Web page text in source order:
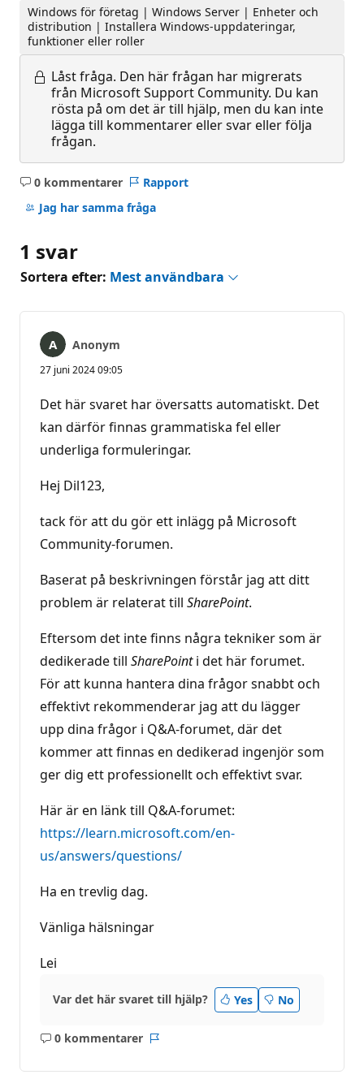
Windows för företag | Windows Server | Enheter och
distribution | Installera Windows-uppdateringar,
funktioner eller roller
Låst fråga. Den här frågan har migrerats
från Microsoft Support Community. Du kan
rösta på om det är till hjälp, men du kan inte
lägga till kommentarer eller svar eller följa
frågan.
0 kommentarer
Inga
kommentarer
Rapport
Jag har samma fråga
1 svar
Sortera efter: Mest användbara
Anonym
27 juni 2024 09:05
Det här svaret har översatts automatiskt. Det
kan därför finnas grammatiska fel eller
underliga formuleringar.
Hej Dil123,
tack för att du gör ett inlägg på Microsoft
Community-forumen.
Baserat på beskrivningen förstår jag att ditt
problem är relaterat till SharePoint.
Eftersom det inte finns några tekniker som är
dedikerade till SharePointi det här forumet.
För att kunna hantera dina frågor snabbt och
effektivt rekommenderar jag att du lägger
upp dina frågor i Q&A-forumet, där det
kommer att finnas en dedikerad ingenjör som
ger dig ett professionellt och effektivt svar.
Här är en länk till Q&A-forumet:
https://learn.microsoft.com/en-
us/answers/questions/
Ha en trevlig dag.
Vänliga hälsningar
Lei
Var det här svaret till hjälp? Yes No
0 kommentarer
Inga